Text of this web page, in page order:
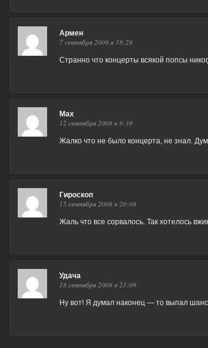
Армен
7 сентября 2008 в 18:28
Странно что концерты всякой попсы
Max
12 сентября 2008 в 9:39
Жалко что не было концерта, не знал.
Гироскоп
15 сентября 2008 в 20:08
Жаль что все сорвалось. Так хотелось
Удача
18 сентября 2008 в 21:09
Ну вот! Я думал наконец — то выпал шанс